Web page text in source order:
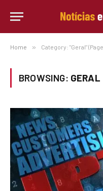
Home » Category: "Geral"
BROWSING: GERAL